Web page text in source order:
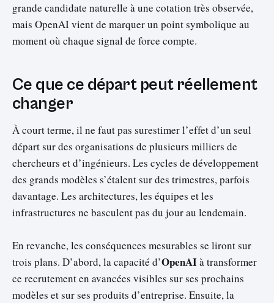
grande candidate naturelle à une cotation très observée,
mais OpenAI vient de marquer un point symbolique au
moment où chaque signal de force compte.
Ce que ce départ peut réellement
changer
À court terme, il ne faut pas surestimer l’effet d’un seul
départ sur des organisations de plusieurs milliers de
chercheurs et d’ingénieurs. Les cycles de développement
des grands modèles s’étalent sur des trimestres, parfois
davantage. Les architectures, les équipes et les
infrastructures ne basculent pas du jour au lendemain.
En revanche, les conséquences mesurables se liront sur
trois plans. D’abord, la capacité d’OpenAIà transformer
ce recrutement en avancées visibles sur ses prochains
modèles et sur ses produits d’entreprise. Ensuite, la